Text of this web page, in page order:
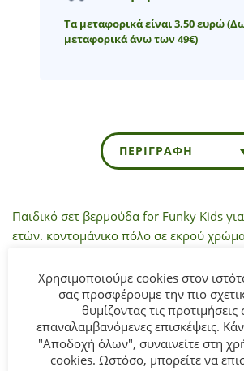
Τα μεταφορικά είναι 3.50 ευρώ
μεταφορικά άνω των 49€)
ΠΕΡΙΓΡΑΦΉ
Παιδικό σετ βερμούδα for Funky Kids
ετών. κοντομάνικο πόλο σε εκρού
Σύνθεση:100% COTTON.
ΣΥΜΒΟΥΛΕΣ
Πλένεται στο πλυντήριο στους 30°C.
Χρησιμοποιούμε cookies στον
σας προσφέρουμε την πιο
θυμίζοντας τις προτιμήσεις
επαναλαμβανόμενες επισκέψεις.
"Αποδοχή όλων", συναινείτε στη
cookies. Ωστόσο, μπορείτε να